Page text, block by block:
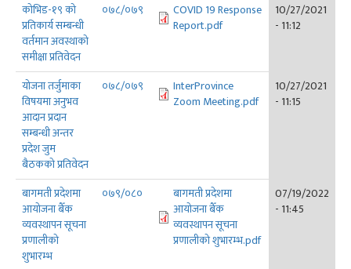
कोभिड-१९ को
प्रतिकार्य सम्बन्धी
वर्तमान अवस्थाको
समीक्षा प्रतिवेदन
०७८/०७९
COVID 19 Response
Report.pdf
10/27/2021
- 11:12
योजना तर्जुमाका
विषयमा अनुभव
आदान प्रदान
सम्बन्धी अन्तर
प्रदेश जुम
बैठकको प्रतिवेदन
०७८/०७९
InterProvince
Zoom Meeting.pdf
10/27/2021
- 11:15
बागमती प्रदेशमा
आयोजना बैँक
व्यवस्थापन सूचना
प्रणालीको
शुभारम्भ
०७९/०८०
बागमती प्रदेशमा
आयोजना बैँक
व्यवस्थापन सूचना
प्रणालीको शुभारम्भ.pdf
07/19/2022
- 11:45